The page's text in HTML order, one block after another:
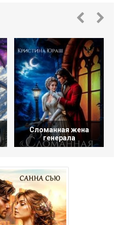
Сломанная жена
генерала